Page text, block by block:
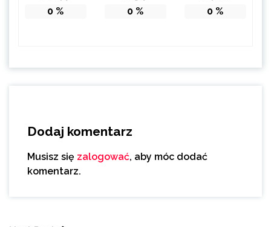
0 % 0 % 0 %
Dodaj komentarz
Musisz się zalogować, aby móc dodać
komentarz.